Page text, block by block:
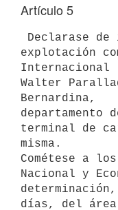
Artículo 5
explotación
Internacional
Walter
Bernardina,
departamento
terminal de
misma.
Cométese a
Nacional y
días, del